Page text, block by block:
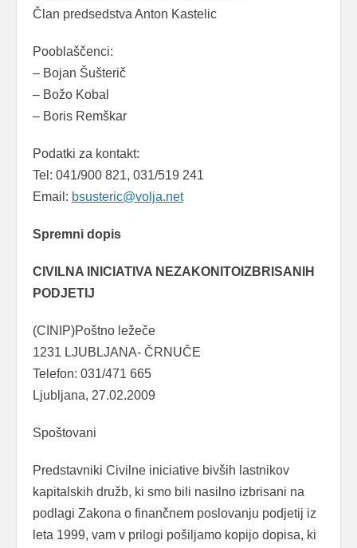
Član predsedstva Anton Kastelic
Pooblaščenci:
– Bojan Šušterič
– Božo Kobal
– Boris Remškar
Podatki za kontakt:
Tel: 041/900 821, 031/519 241
Email: bsusteric@volja.net
Spremni dopis
CIVILNA INICIATIVA NEZAKONITOIZBRISANIH
PODJETIJ
(CINIP)Poštno ležeče
1231 LJUBLJANA- ČRNUČE
Telefon: 031/471 665
Ljubljana, 27.02.2009
Spoštovani
Predstavniki Civilne iniciative bivših lastnikov
kapitalskih družb, ki smo bili nasilno izbrisani na
podlagi Zakona o finančnem poslovanju podjetij iz
leta 1999, vam v prilogi pošiljamo kopijo dopisa, ki